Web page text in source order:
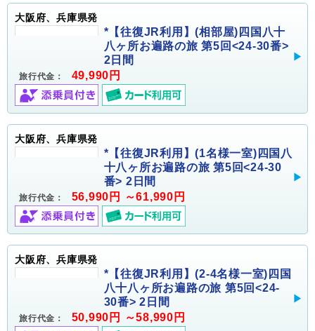
大阪府、兵庫県発
*【往復JR利用】(相部屋)四国八十
八ヶ所お遍路の旅 第5回<24-30番>
2日間
旅行代金： 49,990円
大阪府、兵庫県発
*【往復JR利用】(1名様一室)四国八
十八ヶ所お遍路の旅 第5回<24-30
番> 2日間
旅行代金： 56,990円 ～61,990円
大阪府、兵庫県発
*【往復JR利用】(2-4名様一室)四国
八十八ヶ所お遍路の旅 第5回<24-
30番> 2日間
旅行代金： 50,990円 ～58,990円